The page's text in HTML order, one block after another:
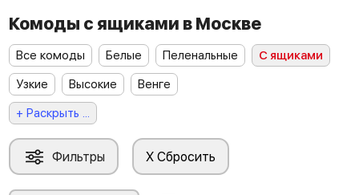
Комоды с ящиками в Москве
Все комоды Белые Пеленальные
С ящиками
Узкие
Высокие
Венге
+ Раскрыть ...
Фильтры X Сбросить